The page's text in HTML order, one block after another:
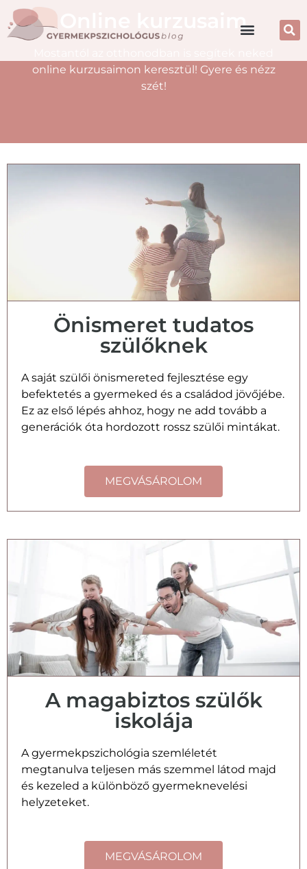
Online kurzusaim
online kurzusaimon keresztül! Gyere és nézz
szét!
Önismeret tudatos
szülőknek
A saját szülői önismereted fejlesztése egy
befektetés a gyermeked és a családod jövőjébe.
Ez az első lépés ahhoz, hogy ne add tovább a
generációk óta hordozott rossz szülői mintákat.
MEGVÁSÁROLOM
A magabiztos szülők
iskolája
A gyermekpszichológia szemléletét
megtanulva teljesen más szemmel látod majd
és kezeled a különböző gyermeknevelési
helyzeteket.
MEGVÁSÁROLOM